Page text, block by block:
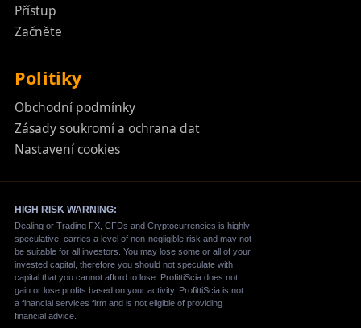
Přístup
Začněte
Politiky
Obchodní podmínky
Zásady soukromí a ochrana dat
Nastavení cookies